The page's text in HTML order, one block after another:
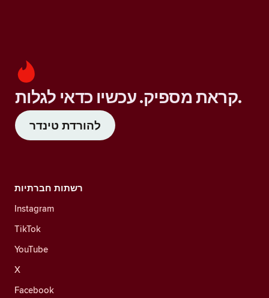
קראת מספיק. עכשיו כדאי לגלות.
להורדת טינדר
רשתות חברתיות
Instagram
TikTok
YouTube
X
Facebook